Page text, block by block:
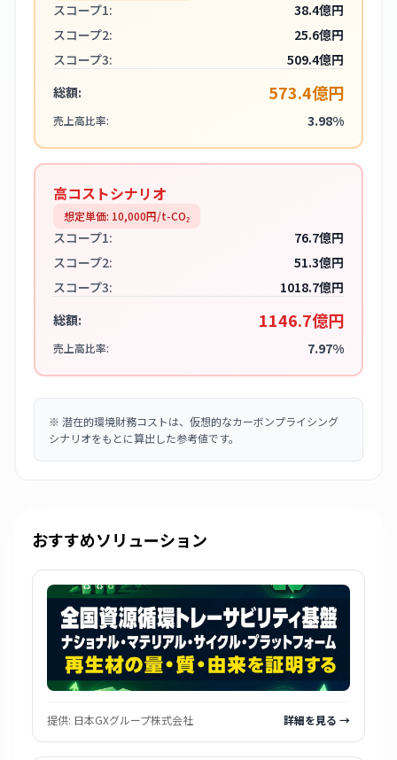
スコープ1:
38.4億円
スコープ2:
25.6億円
スコープ3:
509.4億円
総額:
573.4億円
売上高比率: 3.98%
高コストシナリオ
想定単価: 10,000円/t-CO₂
スコープ1:
76.7億円
スコープ2:
51.3億円
スコープ3:
1018.7億円
総額:
1146.7億円
売上高比率: 7.97%
※ 潜在的環境財務コストは、仮想的なカーボンプライシング
シナリオをもとに算出した参考値です。
おすすめソリューション
提供: 日本GXグループ株式会社 詳細を見る →